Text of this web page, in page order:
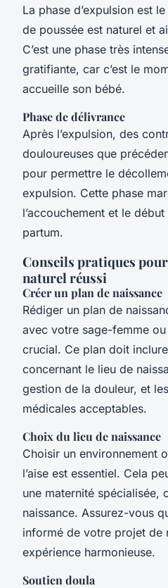
La phase d’expulsion est
de poussée est naturel et
C’est une phase très
gratifiante, car c’est le
accueille son bébé.
Phase de délivrance
Après l’expulsion, des
douloureuses que
pour permettre le
expulsion. Cette phase
l’accouchement et le
partum.
Conseils pratiques
naturel réussi
Créer un plan de naissance
Rédiger un plan de
avec votre sage-femme
crucial. Ce plan doit
concernant le lieu de
gestion de la douleur, et
médicales acceptables.
Choix du lieu de naissance
Choisir un environnement
l’aise est essentiel. Cela
une maternité spécialisée,
naissance. Assurez-vous
informé de votre projet de
expérience harmonieuse.
Soutien doula